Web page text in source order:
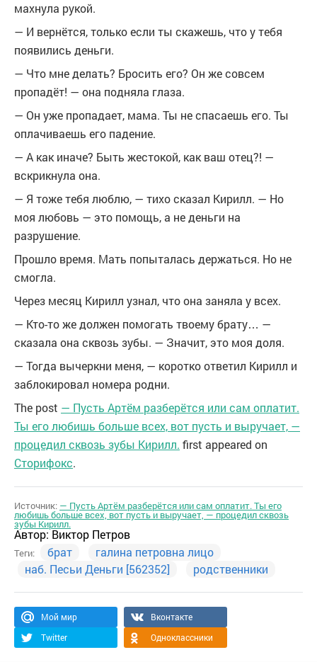
махнула рукой.
— И вернётся, только если ты скажешь, что у тебя
появились деньги.
— Что мне делать? Бросить его? Он же совсем
пропадёт! — она подняла глаза.
— Он уже пропадает, мама. Ты не спасаешь его. Ты
оплачиваешь его падение.
— А как иначе? Быть жестокой, как ваш отец?! —
вскрикнула она.
— Я тоже тебя люблю, — тихо сказал Кирилл. — Но
моя любовь — это помощь, а не деньги на
разрушение.
Прошло время. Мать попыталась держаться. Но не
смогла.
Через месяц Кирилл узнал, что она заняла у всех.
— Кто-то же должен помогать твоему брату… —
сказала она сквозь зубы. — Значит, это моя доля.
— Тогда вычеркни меня, — коротко ответил Кирилл и
заблокировал номера родни.
The post — Пусть Артём разберётся или сам оплатит.
Ты его любишь больше всех, вот пусть и выручает, —
процедил сквозь зубы Кирилл. first appeared on
Сторифокс.
Источник: — Пусть Артём разберётся или сам оплатит. Ты его
любишь больше всех, вот пусть и выручает, — процедил сквозь
зубы Кирилл.
Автор:Виктор Петров
Теги: брат
галина петровна лицо
наб. Песьи Деньги [562352]
родственники
Мой мир
Вконтакте
Twitter
Одноклассники